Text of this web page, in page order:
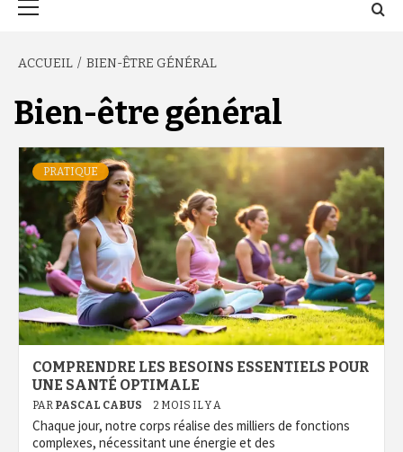
ACCUEIL BIEN-ÊTRE GÉNÉRAL
Bien-être général
PRATIQUE
COMPRENDRE LES BESOINS ESSENTIELS POUR
UNE SANTÉ OPTIMALE
PAR PASCAL CABUS 2 MOIS IL Y A
Chaque jour, notre corps réalise des milliers de fonctions
complexes, nécessitant une énergie et des